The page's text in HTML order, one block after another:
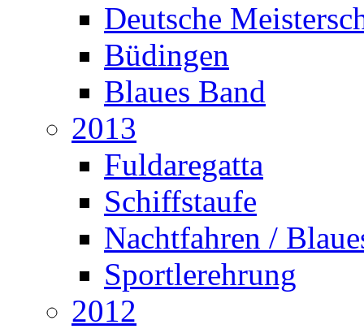
Deutsche
Büdingen
Blaues Band
2013
Fuldaregatta
Schiffstaufe
Nachtfahren /
Sportlerehrung
2012